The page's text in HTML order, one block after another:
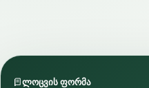
ლოცვის ფორმა